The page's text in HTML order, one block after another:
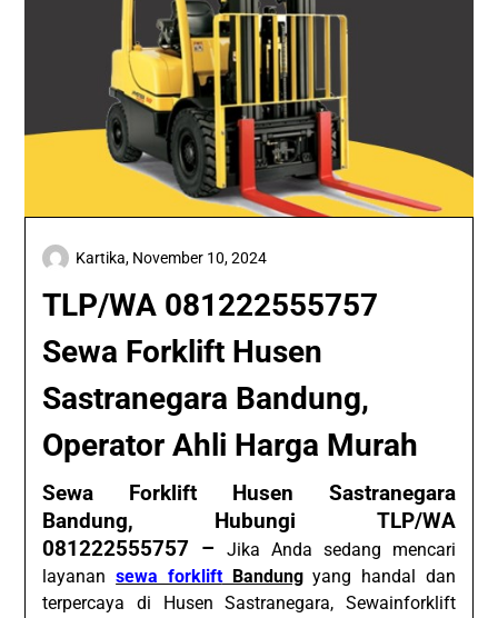
TLP/WA 081222555757
Sewa Forklift Husen
Sastranegara Bandung,
Operator Ahli Harga Murah
Kartika, November 10, 2024
Sewa Forklift Husen Sastranegara
Bandung, Hubungi TLP/WA
081222555757 –Jika Anda sedang mencari
layanansewa forkliftBandungyang handal dan
terpercaya di Husen Sastranegara, Sewainforklift